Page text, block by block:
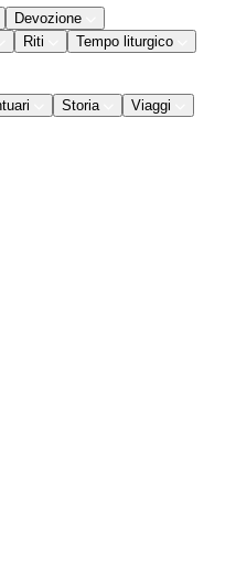
Devozione
Riti
Tempo liturgico
Storia Viaggi